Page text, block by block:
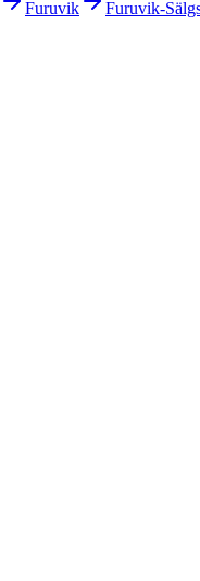
Furuvik Furuvik-